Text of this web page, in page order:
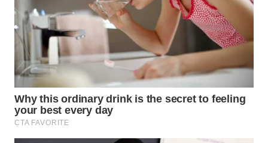
WN
KALTARA
WN
KALSEL
WN
KALTIM